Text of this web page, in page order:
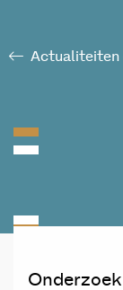
Actualiteiten